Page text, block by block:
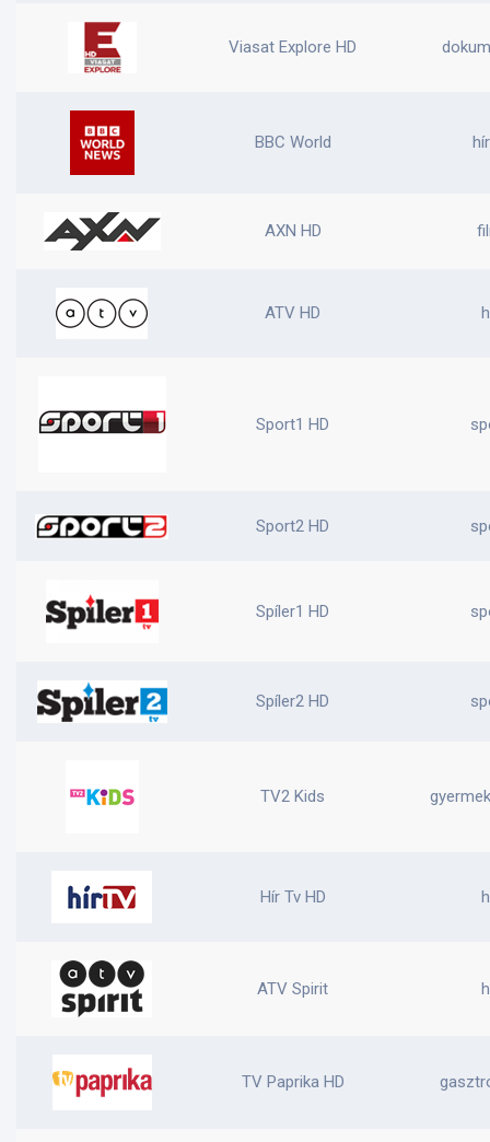
Viasat Explore HD
BBC World
AXN HD
ATV HD
Sport1 HD
Sport2 HD
Spíler1 HD
Spíler2 HD
TV2 Kids
Hír Tv HD
ATV Spirit
TV Paprika HD